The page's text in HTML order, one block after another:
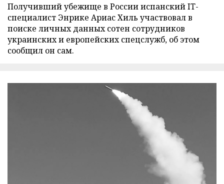
Получивший убежище в России испанский IT-
специалист Энрике Ариас Хиль участвовал в
поиске личных данных сотен сотрудников
украинских и европейских спецслужб, об этом
сообщил он сам.